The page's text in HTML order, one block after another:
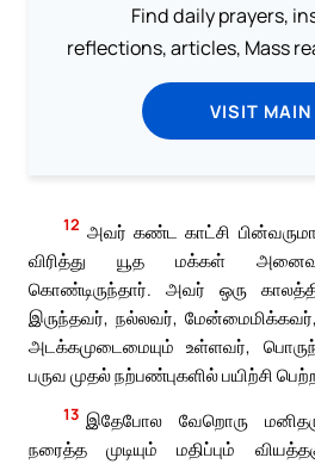
Find daily prayers,
reflections, articles, Mass
VISIT MAIN
12 அவர் கண்ட காட்சி
விரித்து யூத மக்கள்
கொண்டிருந்தார். அவர் ஒரு
இருந்தவர், நல்லவர்,
அடக்கமுடைமையும் உள்ளவர்,
பருவ முதல் நற்பண்புகளில் பயிற்சி
13 இதேபோல வேறொரு
நரைத்த முடியும் மதிப்பும்